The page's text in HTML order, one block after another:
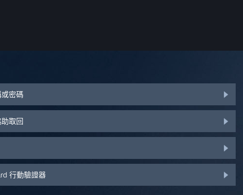
密碼
取回
行動驗證器